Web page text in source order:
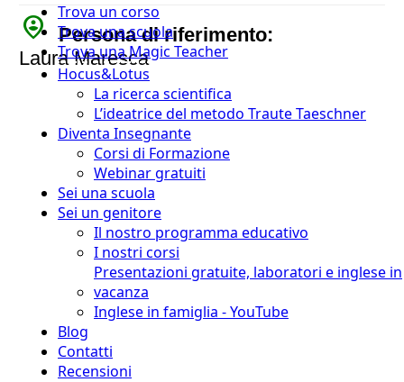
Trova un corso
Trova una scuola
Trova una Magic Teacher
Hocus&Lotus
La ricerca scientifica
L’ideatrice del metodo Traute Taeschner
Diventa Insegnante
Corsi di Formazione
Webinar gratuiti
Sei una scuola
Sei un genitore
Il nostro programma educativo
I nostri corsi
Presentazioni gratuite, laboratori e inglese in
vacanza
Inglese in famiglia - YouTube
Blog
Contatti
Recensioni
person_pin_circle Persona di riferimento:
Laura Maresca